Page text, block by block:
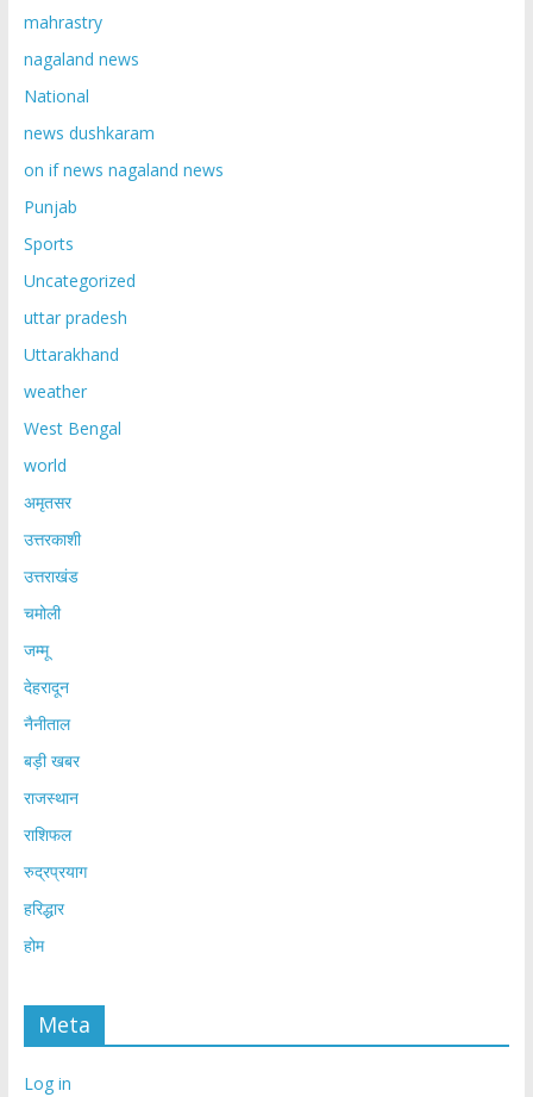
mahrastry
nagaland news
National
news dushkaram
on if news nagaland news
Punjab
Sports
Uncategorized
uttar pradesh
Uttarakhand
weather
West Bengal
world
अमृतसर
उत्तरकाशी
उत्तराखंड
चमोली
जम्मू
देहरादून
नैनीताल
बड़ी खबर
राजस्थान
राशिफल
रुद्रप्रयाग
हरिद्धार
होम
Meta
Log in